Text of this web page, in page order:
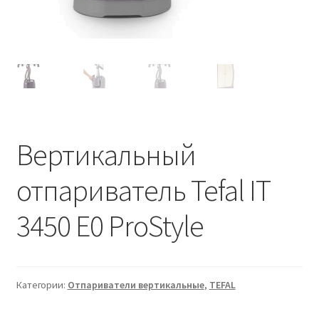
Вертикальный
отпариватель Tefal IT
3450 E0 ProStyle
Категории: Отпариватели вертикальные, TEFAL